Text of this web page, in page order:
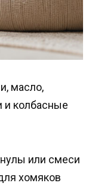
масло,
и колбасные
или смеси
хомяков